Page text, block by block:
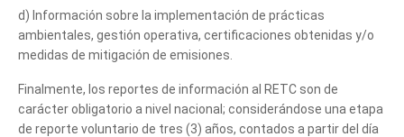
d) Información sobre la implementación de prácticas
ambientales, gestión operativa, certificaciones obtenidas y/o
medidas de mitigación de emisiones.
Finalmente, los reportes de información al RETC son de
carácter obligatorio a nivel nacional; considerándose una etapa
de reporte voluntario de tres (3) años, contados a partir del día